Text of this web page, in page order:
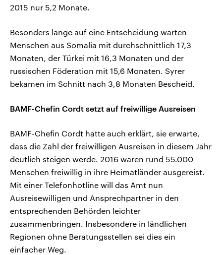
2015 nur 5,2 Monate.
Besonders lange auf eine Entscheidung warten
Menschen aus Somalia mit durchschnittlich 17,3
Monaten, der Türkei mit 16,3 Monaten und der
russischen Föderation mit 15,6 Monaten. Syrer
bekamen im Schnitt nach 3,8 Monaten Bescheid.
BAMF-Chefin Cordt setzt auf freiwillige Ausreisen
BAMF-Chefin Cordt hatte auch erklärt, sie erwarte,
dass die Zahl der freiwilligen Ausreisen in diesem Jahr
deutlich steigen werde. 2016 waren rund 55.000
Menschen freiwillig in ihre Heimatländer ausgereist.
Mit einer Telefonhotline will das Amt nun
Ausreisewilligen und Ansprechpartner in den
entsprechenden Behörden leichter
zusammenbringen. Insbesondere in ländlichen
Regionen ohne Beratungsstellen sei dies ein
einfacher Weg.